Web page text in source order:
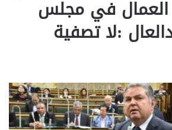
العمال في مجلس
:لا تصفية